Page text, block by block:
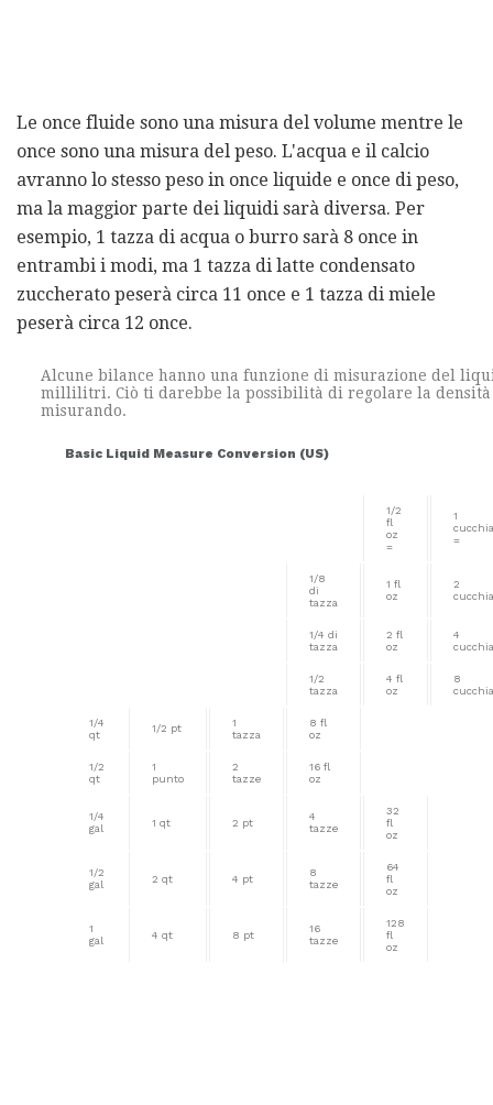
Le once fluide sono una misura del volume mentre le
once sono una misura del peso. L'acqua e il calcio
avranno lo stesso peso in once liquide e once di peso,
ma la maggior parte dei liquidi sarà diversa. Per
esempio, 1 tazza di acqua o burro sarà 8 once in
entrambi i modi, ma 1 tazza di latte condensato
zuccherato peserà circa 11 once e 1 tazza di miele
peserà circa 12 once.
Alcune bilance hanno una funzione di misurazione del
millilitri. Ciò ti darebbe la possibilità di regolare la
misurando.
Basic Liquid Measure Conversion (US)
1/2
fl
oz
=
1
=
1/8
di
tazza
1 fl
oz
2
1/4 di
tazza
2 fl
oz
4
1/2
tazza
4 fl
oz
8
1/4
qt
1/2 pt
1
tazza
8 fl
oz
1/2
qt
1
punto
2
tazze
16 fl
oz
1/4
gal
1 qt 2 pt
4
tazze
32
fl
oz
1/2
gal
2 qt 4 pt
8
tazze
64
fl
oz
1
gal
4 qt 8 pt
16
tazze
128
fl
oz